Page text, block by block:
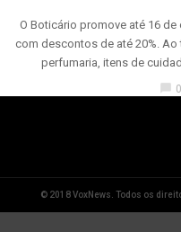
O Boticário promove até 16
com descontos de até 20%.
perfumaria, itens de
chat_bubble
© 2018 VoxNews. Todos os